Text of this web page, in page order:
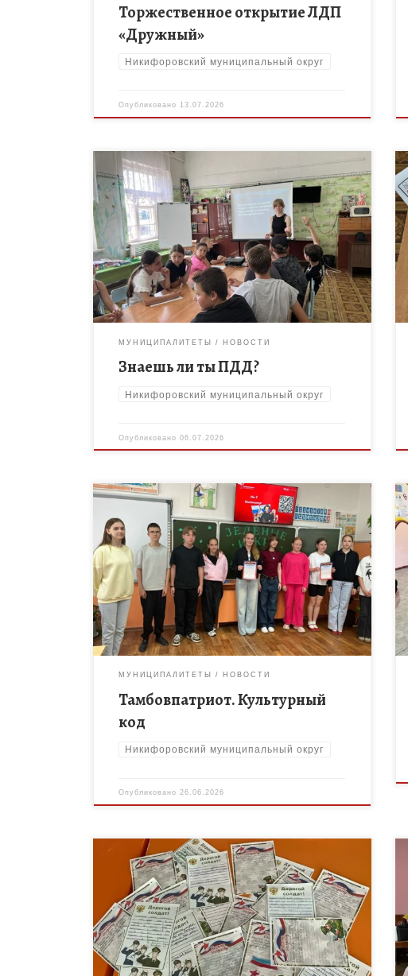
Торжественное открытие ЛДП
«Дружный»
Никифоровский муниципальный округ
Опубликовано 13.07.2026
3 июля в России отмечается День ГИБДД –
отличный повод напомнить ребятам о самом
главном: о безопасности на дороге. В ЛДП
«Дружный» МБОУ ДО «Дом […]
МУНИЦИПАЛИТЕТЫ НОВОСТИ
Знаешь ли ты ПДД?
Никифоровский муниципальный округ
Опубликовано06.07.2026
В преддверии праздника Дня молодёжи педагог
дополнительного образования МБОУ ДО «Дом
творчества» Никифоровского МО, руководитель
местного отделения ВОД «Волонтёры Победы»
А.С. Коловертных провела для ребят […]
МУНИЦИПАЛИТЕТЫ НОВОСТИ
Тамбовпатриот. Культурный
код
Никифоровский муниципальный округ
Опубликовано26.06.2026
Педагоги МБОУ ДО «Дом творчества»
Никифоровского МО совместно с
представителями первичного отделения Движения
Первых МБОУ ДО «Дом творчества» провели
патриотическое мероприятие для воспитанников
ЛДП «Орлёнок» […]